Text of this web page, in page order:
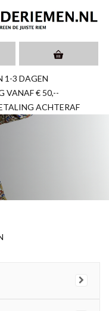
1-3 DAGEN
VANAF € 50,--
ACHTERAF